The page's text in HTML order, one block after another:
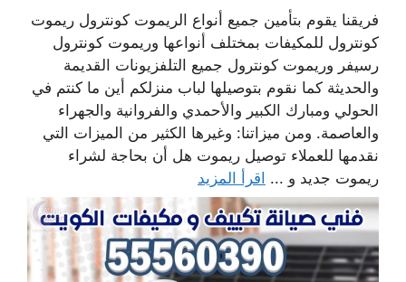
فريقنا يقوم بتأمين جميع أنواع الريموت كونترول ريموت
كونترول للمكيفات بمختلف أنواعها وريموت كونترول
رسيفر وريموت كونترول جميع التلفزيونات القديمة
والحديثة كما نقوم بتوصيلها لباب منزلكم أين ما كنتم في
الحولي ومبارك الكبير والأحمدي والفروانية والجهراء
والعاصمة. ومن ميزاتنا: وغيرها الكثير من الميزات التي
نقدمها للعملاء توصيل ريموت هل أن بحاجة لشراء
ريموت جديد و ... اقرأ المزيد